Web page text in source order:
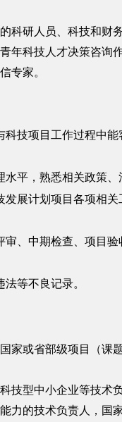
研人员、科技和财
年科技人才决策咨询
专家。
技项目工作过程中
平，熟悉相关政策
展计划项目各项相
、中期检查、项目
等不良记录。
或省部级项目（课
型中小企业等技术
力的技术负责人，国